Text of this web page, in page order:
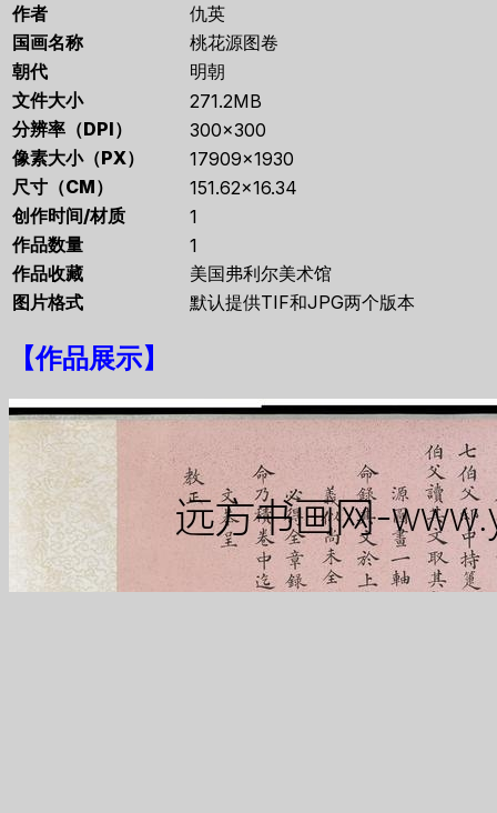
作者
仇英
国画名称
桃花源图卷
朝代
明朝
文件大小
271.2MB
分辨率（DPI）
300×300
像素大小（PX）
17909×1930
尺寸（CM）
151.62×16.34
创作时间/材质
1
作品数量
1
作品收藏
美国弗利尔美术馆
图片格式
默认提供TIF和JPG两个版本
【作品展示】